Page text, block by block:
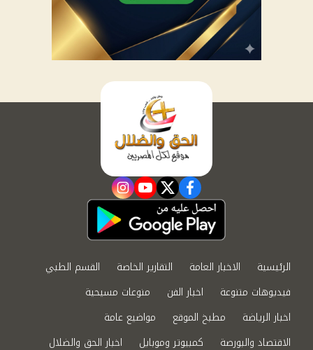
facebook
twitter
youtube
instagram
الرئيسية الاخبار العامة التقارير الخاصة
القسم الطبي
فيديوهات متنوعة
اخبار الفن
منوعات مسيحية
اخبار الرياضة
مطبخ الموقع
مواضيع عامة
الاقتصاد والبورصة
كمبيوتر وموبايل اخبار الحق والضلال